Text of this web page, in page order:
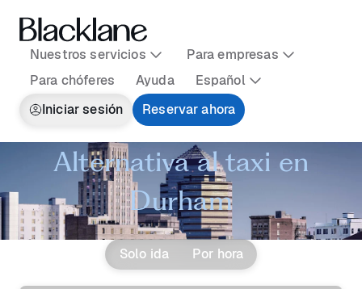
Nuestros servicios
Para empresas
Para chóferes
Ayuda
Español
Iniciar sesión
Reservar ahora
Alternativa al taxi en
Durham
Solo ida Por hora